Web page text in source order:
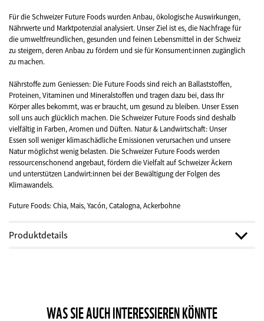
Für die Schweizer Future Foods wurden Anbau, ökologische Auswirkungen,
Nährwerte und Marktpotenzial analysiert. Unser Ziel ist es, die Nachfrage für
die umweltfreundlichen, gesunden und feinen Lebensmittel in der Schweiz
zu steigern, deren Anbau zu fördern und sie für Konsument:innen zugänglich
zu machen.
Nährstoffe zum Geniessen: Die Future Foods sind reich an Ballaststoffen,
Proteinen, Vitaminen und Mineralstoffen und tragen dazu bei, dass Ihr
Körper alles bekommt, was er braucht, um gesund zu bleiben. Unser Essen
soll uns auch glücklich machen. Die Schweizer Future Foods sind deshalb
vielfältig in Farben, Aromen und Düften. Natur & Landwirtschaft: Unser
Essen soll weniger klimaschädliche Emissionen verursachen und unsere
Natur möglichst wenig belasten. Die Schweizer Future Foods werden
ressourcenschonend angebaut, fördern die Vielfalt auf Schweizer Äckern
und unterstützen Landwirt:innen bei der Bewältigung der Folgen des
Klimawandels.
Future Foods: Chia, Mais, Yacón, Catalogna, Ackerbohne
Produktdetails
WAS SIE AUCH INTERESSIEREN KÖNNTE